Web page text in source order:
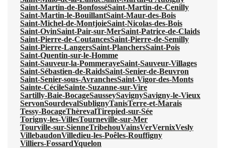
Saint-Martin-de-BonfosséSaint-Martin-de-Cenilly
Saint-Martin-le-BouillantSaint-Maur-des-Bois
Saint-Michel-de-MontjoieSaint-Nicolas-des-Bois
Saint-OvinSaint-Pair-sur-MerSaint-Patrice-de-Claids
Saint-Pierre-de-CoutancesSaint-Pierre-de-Semilly
Saint-Pierre-LangersSaint-PlanchersSaint-Pois
Saint-Quentin-sur-le-Homme
Saint-Sauveur-la-PommerayeSaint-Sauveur-Villages
Saint-Sébastien-de-RaidsSaint-Senier-de-Beuvron
Saint-Senier-sous-AvranchesSaint-Vigor-des-Monts
Sainte-CécileSainte-Suzanne-sur-Vire
Sartilly-Baie-BocageSausseySavignySavigny-le-Vieux
ServonSourdevalSublignyTanisTerre-et-Marais
Tessy-BocageThèrevalTirepied-sur-Sée
Torigny-les-VillesTourneville-sur-Mer
Tourville-sur-SienneTribehouVainsVerVernixVesly
VillebaudonVilledieu-les-Poêles-Rouffigny
Villiers-FossardYquelon